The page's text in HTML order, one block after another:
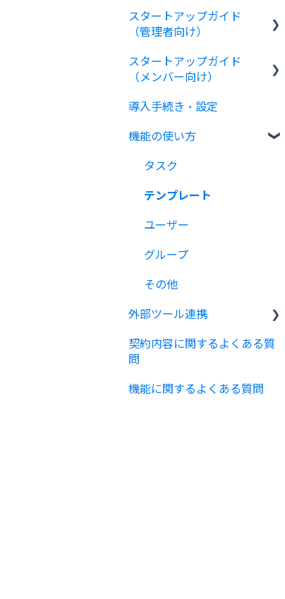
スタートアップガイド
（管理者向け）
活用ツール
こと
Bizer teamの概要
スタートアップガイド
（メンバー向け）
Bizer teamを使ってみよ
よいこと
導入手続き・設定
機能の使い方
タスク
テンプレート
ユーザー
グループ
その他
外部ツール連携
Bizer teamからの通知に
ログインに関する連携
契約内容に関するよくある質
問
機能に関するよくある質問